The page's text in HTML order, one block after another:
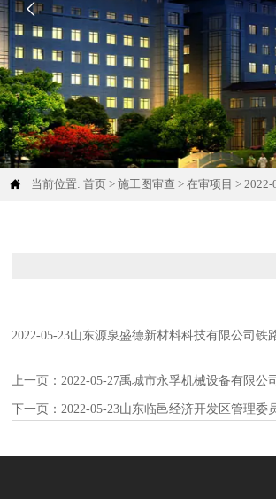

 当前位置: 首页 > 施工图审查 > 在审项目 > 2022-
2022-05-23山东源泉盛德新材料科技有限公司
上一页：2022-05-27禹城市永孚机械设备有限公
下一页： 2022-05-23山东临邑经济开发区管理